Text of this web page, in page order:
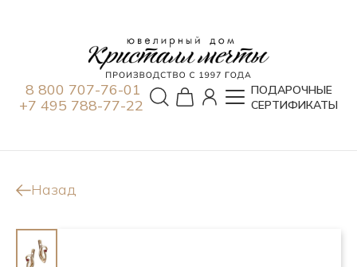
8 800 707-76-01
+7 495 788-77-22
ПОДАРОЧНЫЕ
СЕРТИФИКАТЫ
Назад